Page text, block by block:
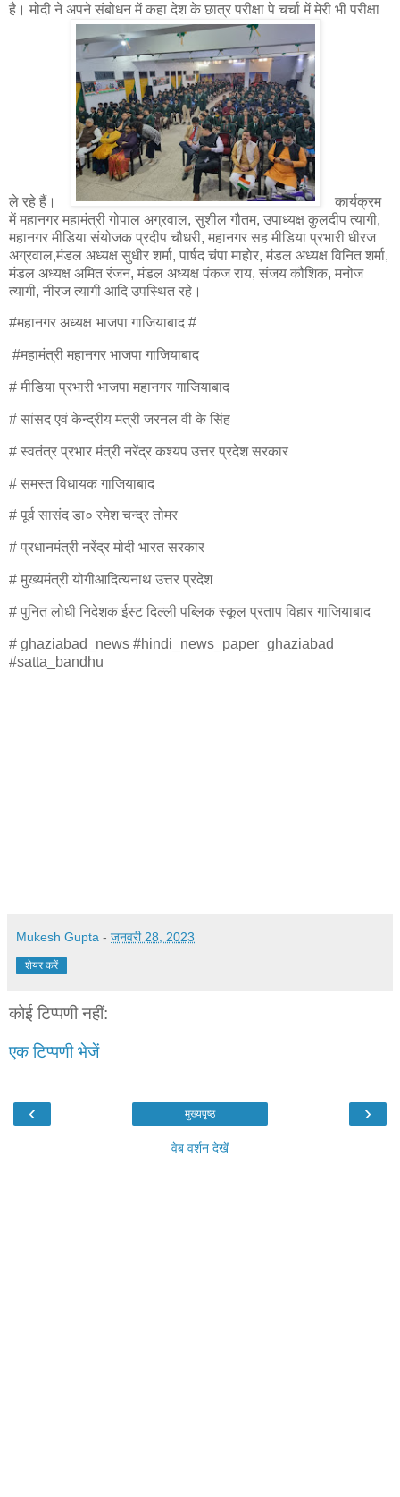
है। मोदी ने अपने संबोधन में कहा देश के छात्र परीक्षा पे चर्चा में मेरी भी परीक्षा
ले रहे हैं।
कार्यक्रम
में महानगर महामंत्री गोपाल अग्रवाल, सुशील गौतम, उपाध्यक्ष कुलदीप त्यागी,
महानगर मीडिया संयोजक प्रदीप चौधरी, महानगर सह मीडिया प्रभारी धीरज
अग्रवाल,मंडल अध्यक्ष सुधीर शर्मा, पार्षद चंपा माहोर, मंडल अध्यक्ष विनित शर्मा,
मंडल अध्यक्ष अमित रंजन, मंडल अध्यक्ष पंकज राय, संजय कौशिक, मनोज
त्यागी, नीरज त्यागी आदि उपस्थित रहे।
#महानगर अध्यक्ष भाजपा गाजियाबाद #
#महामंत्री महानगर भाजपा गाजियाबाद
# मीडिया प्रभारी भाजपा महानगर गाजियाबाद
# सांसद एवं केन्द्रीय मंत्री जरनल वी के सिंह
# स्वतंत्र प्रभार मंत्री नरेंद्र कश्यप उत्तर प्रदेश सरकार
# समस्त विधायक गाजियाबाद
# पूर्व सासंद डा० रमेश चन्द्र तोमर
# प्रधानमंत्री नरेंद्र मोदी भारत सरकार
# मुख्यमंत्री योगीआदित्यनाथ उत्तर प्रदेश
# पुनित लोधी निदेशक ईस्ट दिल्ली पब्लिक स्कूल प्रताप विहार गाजियाबाद
# ghaziabad_news #hindi_news_paper_ghaziabad
#satta_bandhu
Mukesh Gupta - जनवरी 28, 2023
शेयर करें
कोई टिप्पणी नहीं:
एक टिप्पणी भेजें
‹ ›
मुख्यपृष्ठ
वेब वर्शन देखें